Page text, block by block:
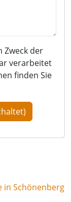
Zweck der
verarbeitet
finden Sie
in Schönenberg